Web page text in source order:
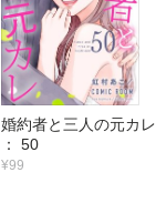
婚約者と三人の元カレ
： 50
¥99